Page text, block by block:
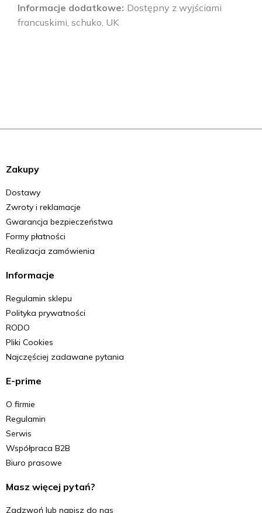
Informacje dodatkowe Dostępny z wyjściami
francuskimi, schuko, UK
Zakupy
Dostawy
Zwroty i reklamacje
Gwarancja bezpieczeństwa
Formy płatności
Realizacja zamówienia
Informacje
Regulamin sklepu
Polityka prywatności
RODO
Pliki Cookies
Najczęściej zadawane pytania
E-prime
O firmie
Regulamin
Serwis
Współpraca B2B
Biuro prasowe
Masz więcej pytań?
Zadzwoń lub napisz do nas